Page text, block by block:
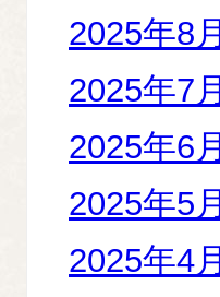
2025年8月
2025年7月
2025年6月
2025年5月
2025年4月